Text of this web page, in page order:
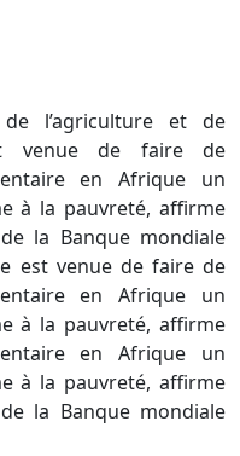
l’agriculture et de
venue de faire de
en Afrique un
à la pauvreté, affirme
la Banque mondiale
est venue de faire de
en Afrique un
à la pauvreté, affirme
en Afrique un
à la pauvreté, affirme
la Banque mondiale